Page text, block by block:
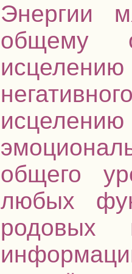
Энергии
общему
общего
любых
родовых